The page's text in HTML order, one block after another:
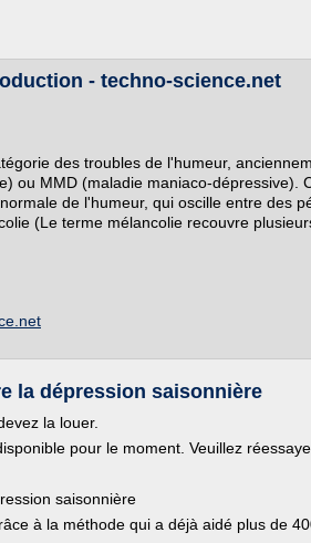
- techno-science.net
des troubles de l'humeur,
ou MMD (maladie maniaco-dépressive).
de l'humeur, qui oscille entre des
(Le terme mélancolie recouvre
la dépression saisonnière
la louer.
pour le moment. Veuillez
saisonnière
à la méthode qui a déjà aidé plus de